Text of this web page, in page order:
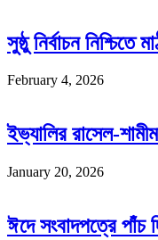
সুষ্ঠু নির্বাচন নিশ্চিতে
February 4, 2026
ইভ্যালির রাসেল-
January 20, 2026
ঈদে সংবাদপত্রে পাঁচ